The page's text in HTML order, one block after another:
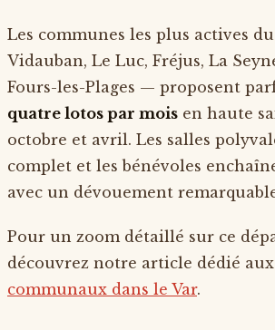
Les communes les plus actives
Vidauban, Le Luc, Fréjus, La
Fours-les-Plages — proposent
quatre lotos par mois en haute
octobre et avril. Les salles
complet et les bénévoles
avec un dévouement
Pour un zoom détaillé sur ce
découvrez notre article dédié aux
communaux dans le Var.